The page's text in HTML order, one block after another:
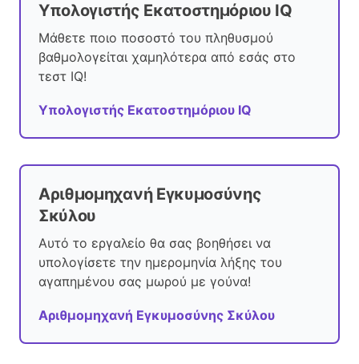
Υπολογιστής Εκατοστημόριου IQ
Μάθετε ποιο ποσοστό του πληθυσμού
βαθμολογείται χαμηλότερα από εσάς στο
τεστ IQ!
Υπολογιστής Εκατοστημόριου IQ
Αριθμομηχανή Εγκυμοσύνης
Σκύλου
Αυτό το εργαλείο θα σας βοηθήσει να
υπολογίσετε την ημερομηνία λήξης του
αγαπημένου σας μωρού με γούνα!
Αριθμομηχανή Εγκυμοσύνης Σκύλου